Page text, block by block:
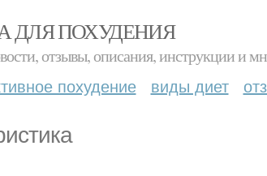
ДЛЯ ПОХУДЕНИЯ
отзывы, описания, инструкции и
похудение виды диет